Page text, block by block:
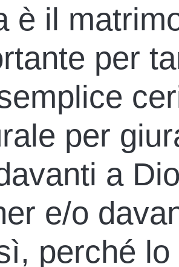
è il
per
per
a
e/o
perché